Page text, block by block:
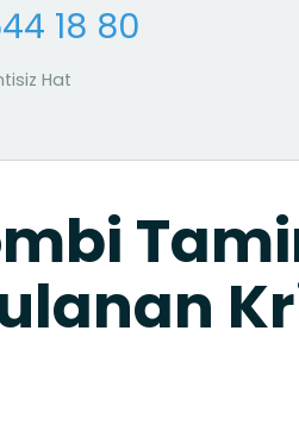
18 80
Hat